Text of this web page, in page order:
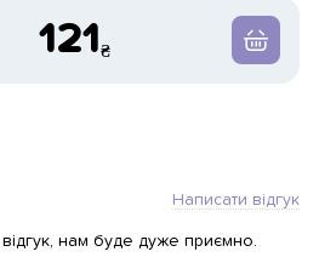
121
Написати відгук
нам буде дуже приємно.